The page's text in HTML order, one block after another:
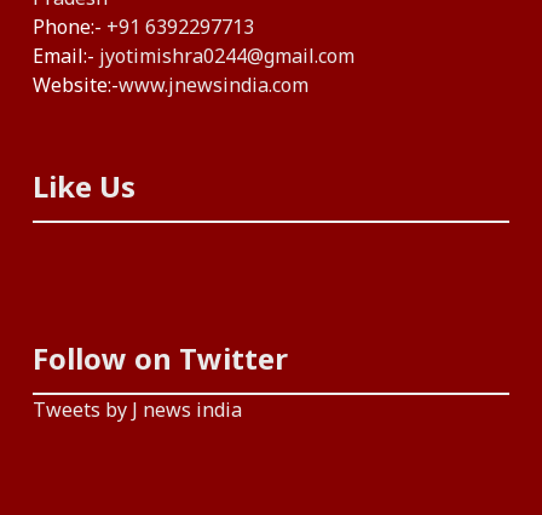
Phone:- +91 6392297713
Email:- jyotimishra0244@gmail.com
Website:-www.jnewsindia.com
Like Us
Follow on Twitter
Tweets by J news india